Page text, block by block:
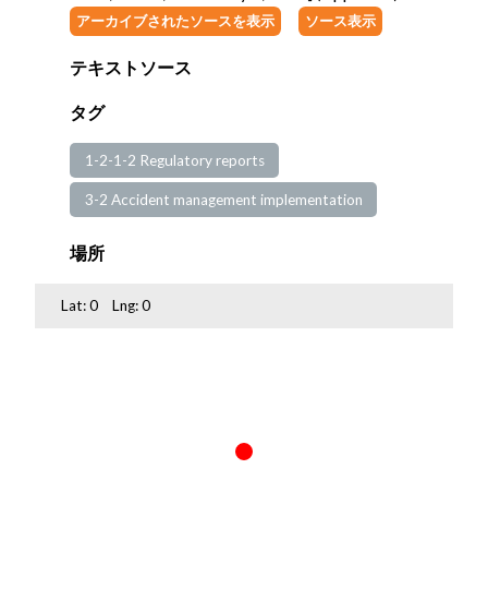
ENGLISH 日本語
アーカイブされたソースを表示 ソース表示
テキストソース
タグ
1-2-1-2 Regulatory reports
3-2 Accident management implementation
場所
Lat:0 Lng:0